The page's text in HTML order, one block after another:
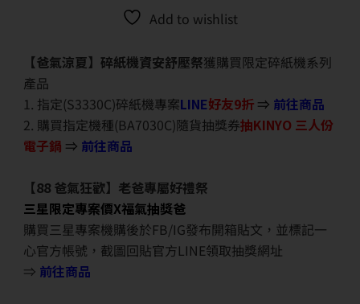
Add to wishlist
【爸氣涼夏】碎紙機資安舒壓祭獲購買限定碎紙機系列
產品
1. 指定(S3330C)碎紙機專案LINE好友9折 ⇒ 前往商品
2. 購買指定機種(BA7030C)隨貨抽獎券抽KINYO 三人份
電子鍋 ⇒ 前往商品
【88 爸氣狂歡】老爸專屬好禮祭
三星限定專案價X福氣抽獎爸
購買三星專案機購後於FB/IG發布開箱貼文，並標記一
心官方帳號，截圖回貼官方LINE領取抽獎網址
⇒ 前往商品